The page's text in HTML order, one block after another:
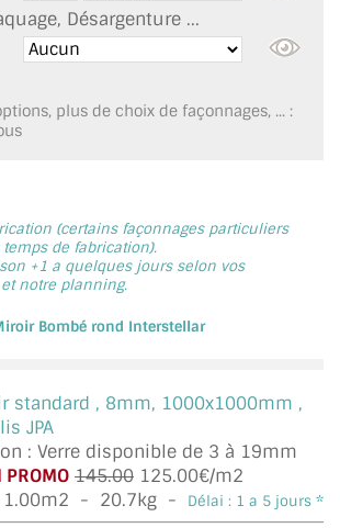
EN MOZAÏQUE
DE BAIN
SALLE DE SPORT
SALLE DE DANSE
(SÉCURIT)
Désargenture ...
plus de choix de façonnages, ... :
(certains façonnages particuliers
de fabrication).
+1 a quelques jours selon vos
notre planning.
Bombé rond Interstellar
standard , 8mm, 1000x1000mm ,
JPA
: Verre disponible de 3 à 19mm
PROMO 145.00 125.00€/m2
1.00m2 - 20.7kg - Délai : 1 a 5 jours *